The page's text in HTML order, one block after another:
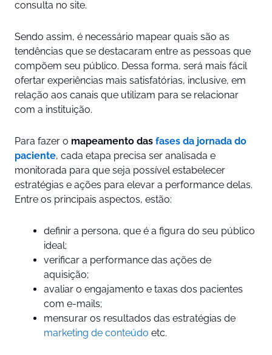
consulta no site.
Sendo assim, é necessário mapear quais são as
tendências que se destacaram entre as pessoas que
compõem seu público. Dessa forma, será mais fácil
ofertar experiências mais satisfatórias, inclusive, em
relação aos canais que utilizam para se relacionar
com a instituição.
Para fazer o mapeamento das fases da jornada do
paciente, cada etapa precisa ser analisada e
monitorada para que seja possível estabelecer
estratégias e ações para elevar a performance delas.
Entre os principais aspectos, estão:
definir a persona, que é a figura do seu público
ideal;
verificar a performance das ações de
aquisição;
avaliar o engajamento e taxas dos pacientes
com e-mails;
mensurar os resultados das estratégias de
marketing de conteúdo etc.